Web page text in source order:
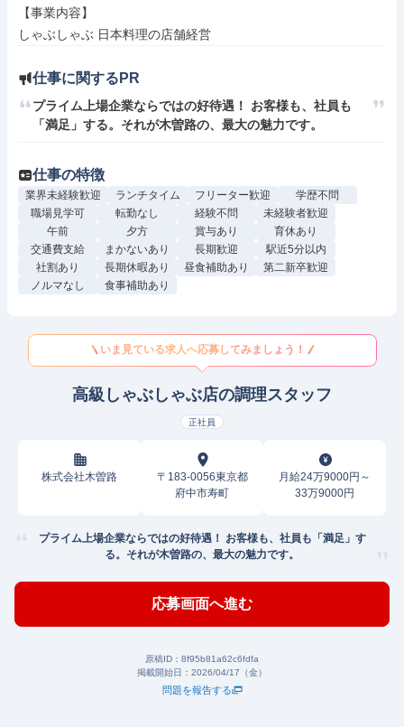
【事業内容】
しゃぶしゃぶ 日本料理の店舗経営
仕事に関するPR
プライム上場企業ならではの好待遇！ お客様も、社員も
「満足」する。それが木曽路の、最大の魅力です。
仕事の特徴
業界未経験歓迎 ランチタイム フリーター歓迎
学歴不問
職場見学可
転勤なし 経験不問
未経験者歓迎
午前
夕方 賞与あり
育休あり
交通費支給
まかないあり 長期歓迎
駅近5分以内
社割あり
長期休暇あり 昼食補助あり
第二新卒歓迎
ノルマなし
食事補助あり
いま見ている求人へ応募してみましょう！
高級しゃぶしゃぶ店の調理スタッフ
正社員
株式会社木曽路
〒183-0056東京都
府中市寿町
月給24万9000円～
33万9000円
プライム上場企業ならではの好待遇！ お客様も、社員も「満足」す
る。それが木曽路の、最大の魅力です。
応募画面へ進む
原稿ID： 8f95b81a62c6fdfa
掲載開始日： 2026/04/17（金）
問題を報告する